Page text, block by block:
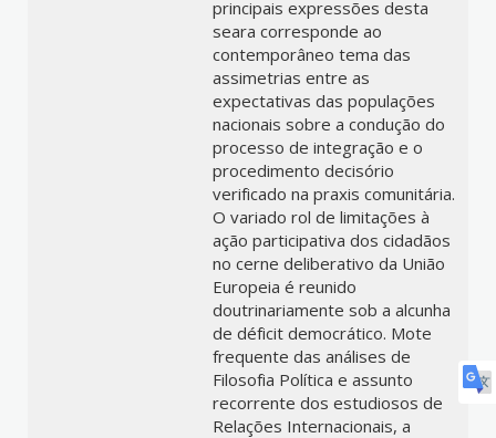
principais expressões desta
seara corresponde ao
contemporâneo tema das
assimetrias entre as
expectativas das populações
nacionais sobre a condução do
processo de integração e o
procedimento decisório
verificado na praxis comunitária.
O variado rol de limitações à
ação participativa dos cidadãos
no cerne deliberativo da União
Europeia é reunido
doutrinariamente sob a alcunha
de déficit democrático. Mote
frequente das análises de
Filosofia Política e assunto
recorrente dos estudiosos de
Relações Internacionais, a